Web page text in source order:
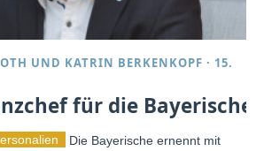
UND KATRIN BERKENKOPF · 15.
für die Bayerische
Die Bayerische ernennt mit